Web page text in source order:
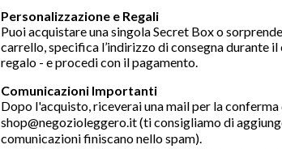
Personalizzazione e Regali
Puoi acquistare una singola Secret Box o
carrello, specifica l’indirizzo di consegna durante
regalo - e procedi con il pagamento.
Comunicazioni Importanti
Dopo l'acquisto, riceverai una mail per la
shop@negozioleggero.it (ti consigliamo di
comunicazioni finiscano nello spam).